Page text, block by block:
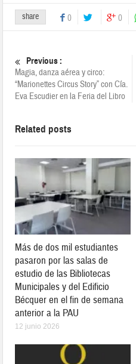
share 0 0
Previous :
Magia, danza aérea y circo:
“Marionettes Circus Story” con Cía.
Eva Escudier en la Feria del Libro
Related posts
Más de dos mil estudiantes
pasaron por las salas de
estudio de las Bibliotecas
Municipales y del Edificio
Bécquer en el fin de semana
anterior a la PAU
12 junio 2026